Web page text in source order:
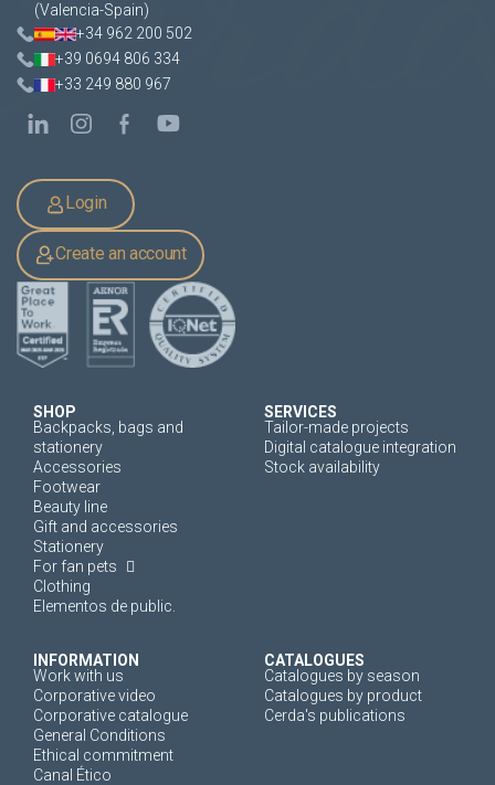
(Valencia-Spain)
+34 962 200 502
+39 0694 806 334
+33 249 880 967
Login
Create an account
SHOP
Backpacks, bags and
stationery
Accessories
Footwear
Beauty line
Gift and accessories
Stationery
For fan pets
Clothing
Elementos de public.
SERVICES
Tailor-made projects
Digital catalogue integration
Stock availability
INFORMATION
Work with us
Corporative video
Corporative catalogue
General Conditions
Ethical commitment
Canal Ético
CATALOGUES
Catalogues by season
Catalogues by product
Cerda's publications